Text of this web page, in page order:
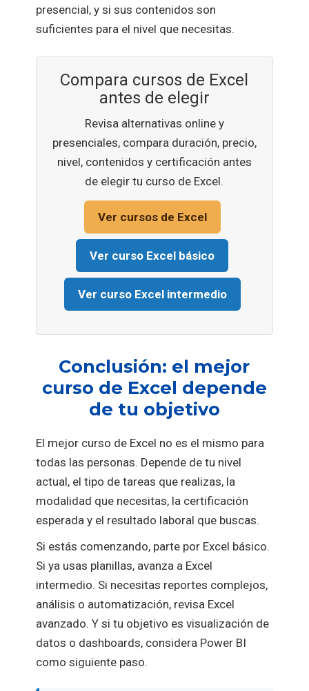
presencial, y si sus contenidos son
suficientes para el nivel que necesitas.
Compara cursos de Excel
antes de elegir
Revisa alternativas online y
presenciales, compara duración, precio,
nivel, contenidos y certificación antes
de elegir tu curso de Excel.
Ver cursos de Excel
Ver curso Excel básico
Ver curso Excel intermedio
Conclusión: el mejor
curso de Excel depende
de tu objetivo
El mejor curso de Excel no es el mismo para
todas las personas. Depende de tu nivel
actual, el tipo de tareas que realizas, la
modalidad que necesitas, la certificación
esperada y el resultado laboral que buscas.
Si estás comenzando, parte por Excel básico.
Si ya usas planillas, avanza a Excel
intermedio. Si necesitas reportes complejos,
análisis o automatización, revisa Excel
avanzado. Y si tu objetivo es visualización de
datos o dashboards, considera Power BI
como siguiente paso.